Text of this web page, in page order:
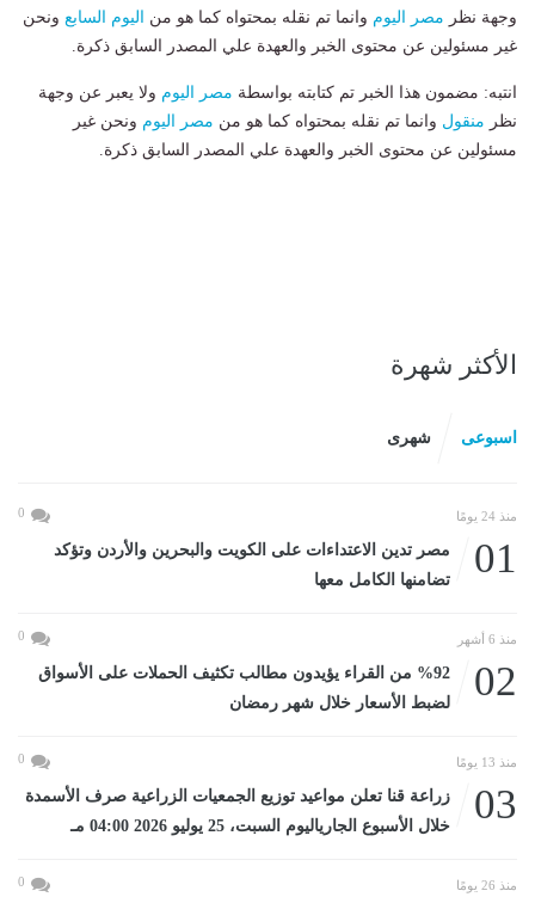
وجهة نظر مصر اليوم وانما تم نقله بمحتواه كما هو من اليوم السابع ونحن
غير مسئولين عن محتوى الخبر والعهدة علي المصدر السابق ذكرة.
انتبه: مضمون هذا الخبر تم كتابته بواسطة مصر اليوم ولا يعبر عن وجهة
نظر منقول وانما تم نقله بمحتواه كما هو من مصر اليوم ونحن غير
مسئولين عن محتوى الخبر والعهدة علي المصدر السابق ذكرة.
الأكثر شهرة
اسبوعى شهرى
منذ 24 يومًا 0
01
مصر تدين الاعتداءات على الكويت والبحرين والأردن وتؤكد
تضامنها الكامل معها
منذ 6 أشهر 0
02
%92 من القراء يؤيدون مطالب تكثيف الحملات على الأسواق
لضبط الأسعار خلال شهر رمضان
منذ 13 يومًا 0
03
زراعة قنا تعلن مواعيد توزيع الجمعيات الزراعية صرف الأسمدة
خلال الأسبوع الجارياليوم السبت، 25 يوليو 2026 04:00 مـ
منذ 26 يومًا 0